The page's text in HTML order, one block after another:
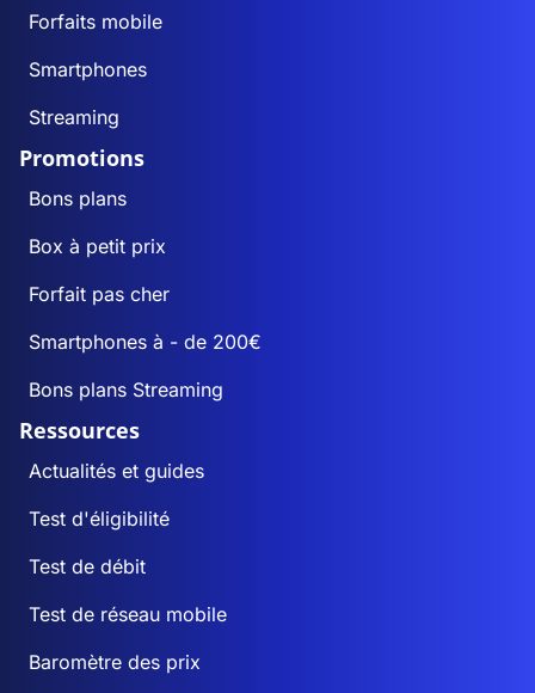
Forfaits mobile
Smartphones
Streaming
Promotions
Bons plans
Box à petit prix
Forfait pas cher
Smartphones à - de 200€
Bons plans Streaming
Ressources
Actualités et guides
Test d'éligibilité
Test de débit
Test de réseau mobile
Baromètre des prix